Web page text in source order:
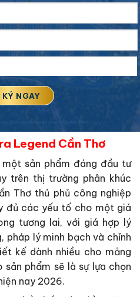
Legend Cần Thơ
một sản phẩm đáng đầu tư
trên thị trường phân khúc
Thơ thủ phủ công nghiệp
đủ các yếu tố cho một giá
tương lai, với giá hợp lý
pháp lý minh bạch và chỉnh
kế dành nhiều cho mảng
phẩm sẽ là sự lựa chọn
nay 2026.